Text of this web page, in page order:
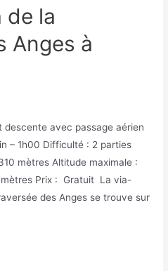
de la
Anges à
avec passage aérien
– 1h00 Difficulté : 2 parties
mètres Altitude maximale :
Prix : Gratuit La via-
des Anges se trouve sur